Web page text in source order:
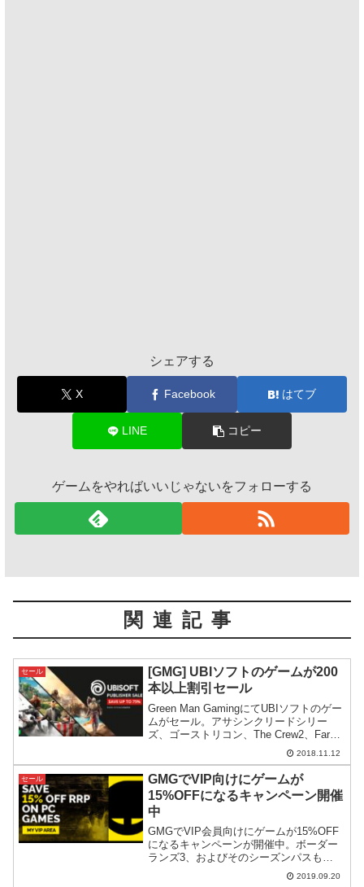
シェアする
X Facebook はてブ
LINE コピー
ゲームをやればいいじゃないをフォローする
関連記事
セール
[GMG] UBIソフトのゲームが200
本以上割引セール
Green Man GamingにてUBIソフトのゲー
ムがセール。アサシンクリードシリー
ズ、ゴーストリコン、The Crew2、Far
Cry5などが大幅割引となっています。
2018.11.12
セール
GMGでVIP向けにゲームが
15%OFFになるキャンペーン開催
中
GMGでVIP会員向けにゲームが15%OFF
になるキャンペーンが開催中。ボーダー
ランズ3、およびそのシーズンパスも
2019.09.20